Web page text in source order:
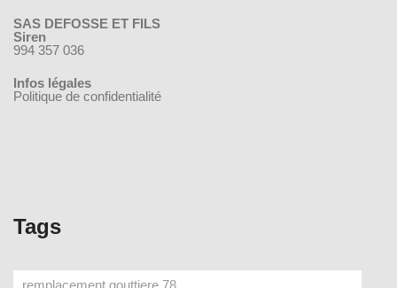
SAS DEFOSSE ET FILS
Siren
994 357 036
Infos légales
Politique de confidentialité
Tags